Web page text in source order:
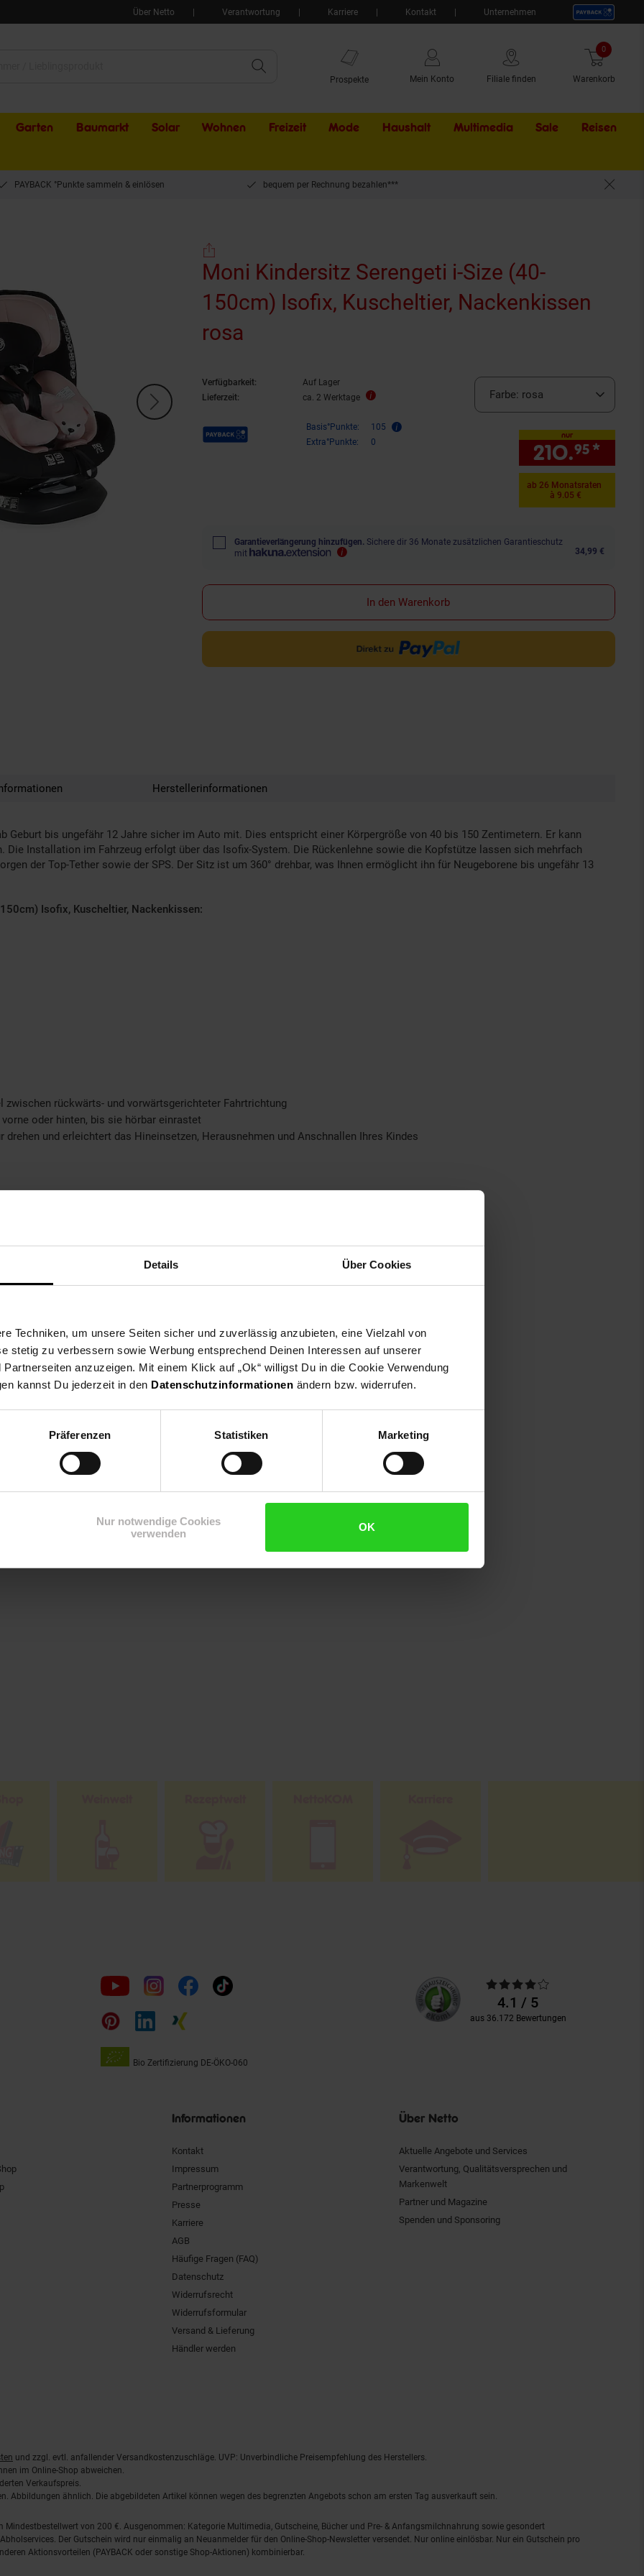
Details Über Cookies
Techniken, um unsere Seiten sicher und zuverlässig anzubieten, eine Vielzahl von
stetig zu verbessern sowie Werbung entsprechend Deinen Interessen auf unserer
anzuzeigen. Mit einem Klick auf „Ok“ willigst Du in die Cookie Verwendung
kannst Du jederzeit in den Datenschutzinformationen ändern bzw. widerrufen.
Präferenzen Statistiken Marketing
Nur notwendige Cookies
verwenden
OK
Über Netto Verantwortung Karriere Kontakt Unternehmen
Prospekte Mein Konto Filiale finden Warenkorb
0 Artikel
Garten Baumarkt Solar Wohnen Freizeit Mode Haushalt Multimedia Sale Externer
Reisen
PAYBACK °Punkte sammeln & einlösen bequem per Rechnung bezahlen***
Moni Kindersitz Serengeti i-Size (40-
150cm) Isofix, Kuscheltier, Nackenkissen
rosa
Verfügbarkeit:
Auf Lager
Lieferzeit:
ca. 2 Werktage
Payback Punkte Basis°Punkte:
105
Extra°Punkte:
0
Farbe: rosa
nur
210.95 *
ab 26 Monatsraten
à 9.05 €
Garantieverlängerung hinzufügen. Sichere dir 36 Monate zusätzlichen Garantieschutz
mit
34,99 €
In den Warenkorb
Herstellerinformationen
Geburt bis ungefähr 12 Jahre sicher im Auto mit. Dies entspricht einer Körpergröße von 40 bis 150 Zentimetern. Er kann
Die Installation im Fahrzeug erfolgt über das Isofix-System. Die Rückenlehne sowie die Kopfstütze lassen sich mehrfach
der Top-Tether sowie der SPS. Der Sitz ist um 360° drehbar, was Ihnen ermöglicht ihn für Neugeborene bis ungefähr 13
Isofix, Kuscheltier, Nackenkissen:
zwischen rückwärts- und vorwärtsgerichteter Fahrtrichtung
oder hinten, bis sie hörbar einrastet
und erleichtert das Hineinsetzen, Herausnehmen und Anschnallen Ihres Kindes
Size (40-150cm) Isofix, Kuscheltier, Nackenkissen:
Dolo Str11298SofiaBulgarienoffice@cangaroo-bg.com
Folge
uns
auf
Bio Zertifizierung DE-ÖKO-060
Unsere
Kundenbewertungen
Durchschnittliche
Bewertungen4.1 / 5
aus 36.172 Bewertungen
Informationen
Kontakt
Impressum
Partnerprogramm
Presse
Karriere
AGB
Häufige Fragen (FAQ)
Datenschutz
Widerrufsrecht
Widerrufsformular
Versand & Lieferung
Händler werden
Über Netto
Aktuelle Angebote und Services
Verantwortung, Qualitätsversprechen und
Markenwelt
Partner und Magazine
Spenden und Sponsoring
und zzgl. evtl. anfallender Versandkostenzuschläge. UVP: Unverbindliche Preisempfehlung des Herstellers.
im Online-Shop abweichen.
Verkaufspreis.
Abbildungen ähnlich. Die abgebildeten Artikel können wegen des begrenzten Angebots schon am ersten Tag ausverkauft sein.
von 200 €. Ausgenommen: Kategorie Multimedia, Gutscheine, Bücher und Pre- & Anfangsmilchnahrung sowie gesondert
Der Gutschein wird nur einmalig an Neuanmelder für den Online-Shop-Newsletter versendet. Nur online einlösbar. Nur ein Gutschein pro
Aktionsvorteilen (PAYBACK oder sonstige Shop-Aktionen) kombinierbar.